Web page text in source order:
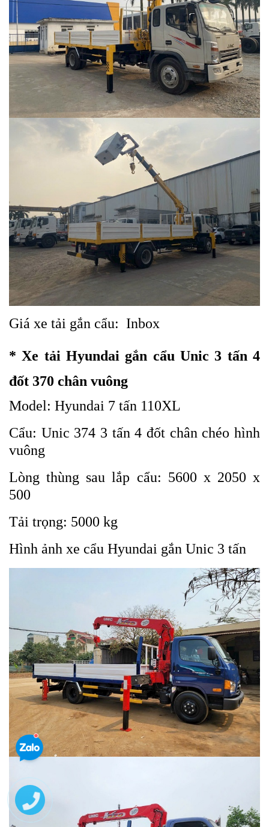
Giá xe tải gắn cẩu: Inbox
* Xe tải Hyundai gắn cẩu Unic 3 tấn 4
đốt 370 chân vuông
Model: Hyundai 7 tấn 110XL
Cẩu: Unic 374 3 tấn 4 đốt chân chéo hình
vuông
Lòng thùng sau lắp cẩu: 5600 x 2050 x
500
Tải trọng: 5000 kg
Hình ảnh xe cẩu Hyundai gắn Unic 3 tấn